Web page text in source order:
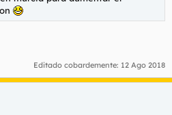
Editado cobardemente: 12 Ago 2018